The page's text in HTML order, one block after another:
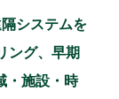
システムを
ング、早期
・施設・時